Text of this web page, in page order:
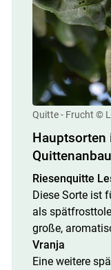
Quitte - Frucht ©
Hauptsorten
Quittenanbau
Riesenquitte
Diese Sorte ist
als
große,
Vranja
Eine weitere